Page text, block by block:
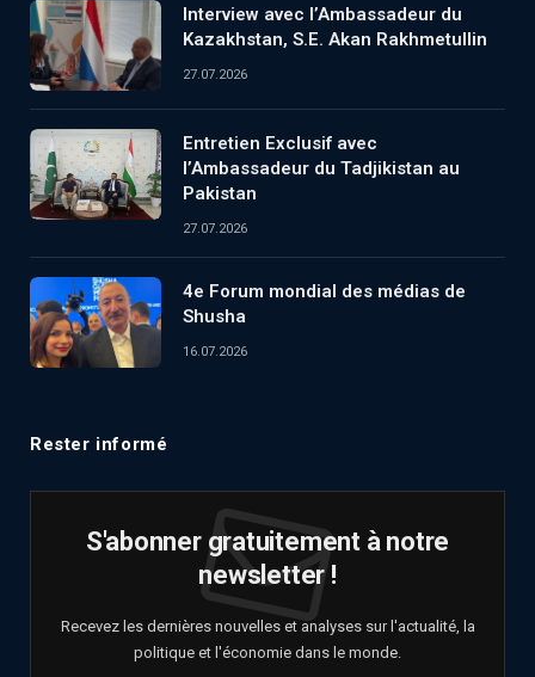
Interview avec l’Ambassadeur du
Kazakhstan, S.E. Akan Rakhmetullin
27.07.2026
Entretien Exclusif avec
l’Ambassadeur du Tadjikistan au
Pakistan
27.07.2026
4e Forum mondial des médias de
Shusha
16.07.2026
Rester informé
S'abonner gratuitement à notre
newsletter !
Recevez les dernières nouvelles et analyses sur l'actualité, la
politique et l'économie dans le monde.